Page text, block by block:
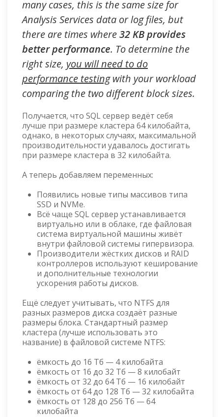
many cases, this is the same size for
Analysis Services data or log files, but
there are times where32 KB provides
better performance. To determine the
right size, you will need to do
performance testingwith your workload
comparing the two different block sizes.
Получается, что SQL сервер ведёт себя
лучше при размере кластера 64 килобайта,
однако, в некоторых случаях, максимальной
производительности удавалось достигать
при размере кластера в 32 килобайта.
А теперь добавляем переменных:
Появились новые типы массивов типа
SSD и NVMe.
Всё чаще SQL сервер устанавливается
виртуально или в облаке, где файловая
система виртуальной машины живёт
внутри файловой системы гипервизора.
Производители жёстких дисков и RAID
контроллеров используют кеширование
и дополнительные технологии
ускорения работы дисков.
Ещё следует учитывать, что NTFS для
разных размеров диска создаёт разные
размеры блока. Стандартный размер
кластера (лучше использовать это
название) в файловой системе NTFS:
ёмкость до 16 Тб — 4 килобайта
ёмкость от 16 до 32 Тб — 8 килобайт
ёмкость от 32 до 64 Тб — 16 килобайт
ёмкость от 64 до 128 Тб — 32 килобайта
ёмкость от 128 до 256 Тб — 64
килобайта